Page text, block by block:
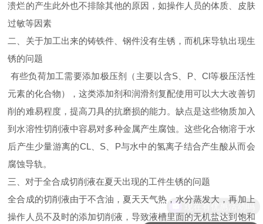
溃烂的产生此外也不排除其他的原因，如操作人员的体质、皮肤
过敏等因素
二、关于加工出来的铸铁件、钢件没有生锈，而机床导轨出现生
锈的问题
有些负荷加工需要添加极压剂（主要以含S、P、Cl等极压活性
元素的化合物），这类添加剂和润滑剂复配使用可以大大改善切
削的难易程度，提高刀具的抗磨损的能力。缺点是这些物质加入
到水溶性切削液中容易对多种金属产生腐蚀。这些化合物溶于水
后产生少量游离的CL、S、P与水中的氢离子结合产生酸从而会
腐蚀导轨。
三、对于全合成切削液在夏天出现的工件生锈的问题
全合成的切削液由于不含油，夏天天气热，水分蒸发大，再加上
操作人员不及时的添加切削液，导致液槽里面的无机盐达到饱和
现在有优惠活动吗